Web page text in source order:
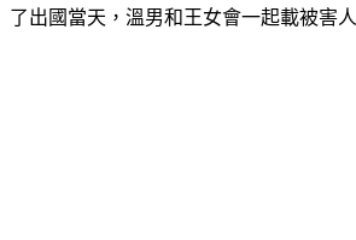
了出國當天，溫男和王女會一起載被害